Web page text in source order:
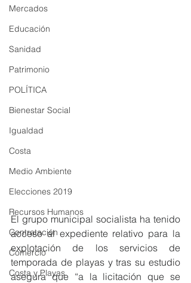
Mercados
Educación
Sanidad
Patrimonio
POLÍTICA
Bienestar Social
Igualdad
Costa
Medio Ambiente
Elecciones 2019
Recursos Humanos
Contratación
Comercio
Costa y Playas
El grupo municipal socialista ha tenido
acceso al expediente relativo para la
explotación de los servicios de
temporada de playas y tras su estudio
asegura que “a la licitación que se